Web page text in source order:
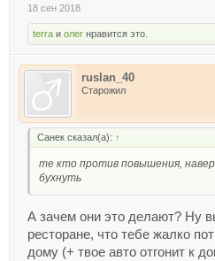
18 сен 2018
terra и олег нравится это.
ruslan_40
Старожил
Санек сказал(а): ↑
те кто против повышения,
бухнуть
А зачем они это делают? Ну
ресторане, что тебе жалко
дому (+ твое авто отгонит к